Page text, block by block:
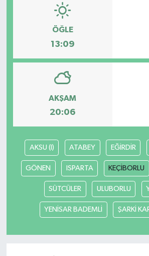
ÖĞLE
13:09
AKŞAM
20:06
AKSU (I) ATABEY EĞİRDİR
GÖNEN ISPARTA KEÇİBORLU
SÜTCÜLER ULUBORLU
YENİSAR BADEMLİ ŞARKİ